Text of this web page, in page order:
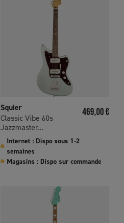
Squier
Classic Vibe 60s
Jazzmaster...
Prix
469,00 €
Internet : Dispo sous 1-2
semaines
Magasins : Dispo sur commande